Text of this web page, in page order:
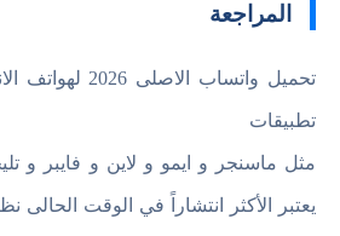
المراجعة
تطبيقات
مثل ماسنجر و ايمو و لاين و فايبر و
يعتبر الأكثر انتشاراً في الوقت الحالى